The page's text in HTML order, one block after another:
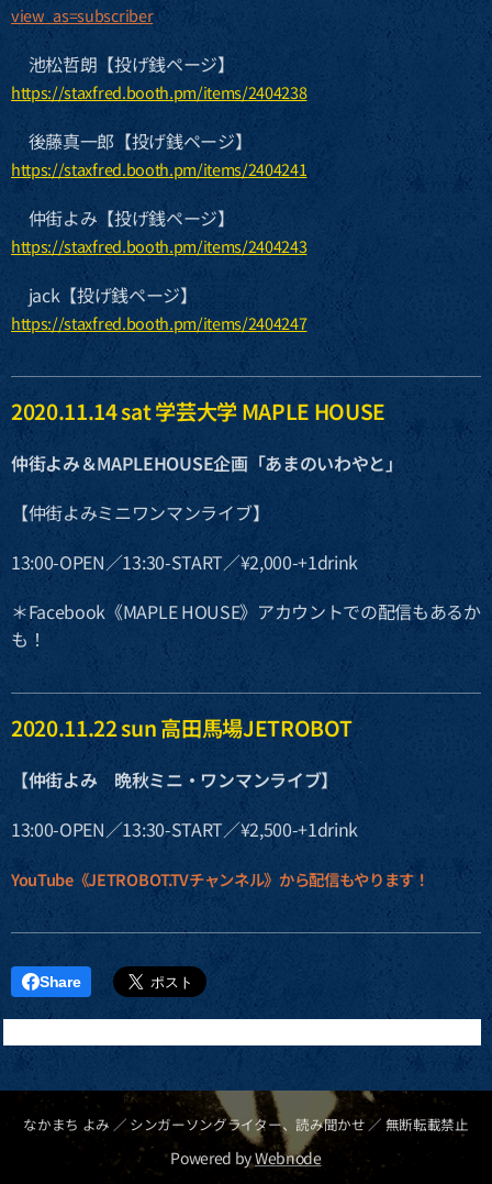
view_as=subscriber
池松哲朗【投げ銭ページ】
https://staxfred.booth.pm/items/2404238
後藤真一郎【投げ銭ページ】
https://staxfred.booth.pm/items/2404241
仲街よみ【投げ銭ページ】
https://staxfred.booth.pm/items/2404243
jack【投げ銭ページ】
https://staxfred.booth.pm/items/2404247
2020.11.14 sat 学芸大学 MAPLE HOUSE
仲街よみ＆MAPLEHOUSE企画「あまのいわやと」
【仲街よみミニワンマンライブ】
13:00-OPEN／13:30-START／¥2,000-+1drink
＊Facebook《MAPLE HOUSE》アカウントでの配信もあるか
も！
2020.11.22 sun 高田馬場JETROBOT
【仲街よみ 晩秋ミニ・ワンマンライブ】
13:00-OPEN／13:30-START／¥2,500-+1drink
YouTube《JETROBOT.TVチャンネル》から配信もやります！
Share
なかまち よみ ／ シンガーソングライター、読み聞かせ ／ 無断転載禁止
Powered byWebnode